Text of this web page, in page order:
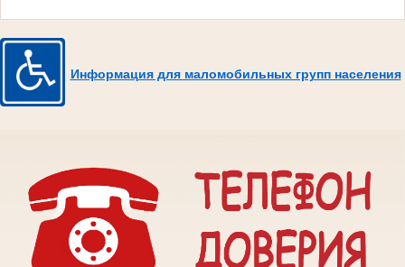
Информация для маломобильных групп населения